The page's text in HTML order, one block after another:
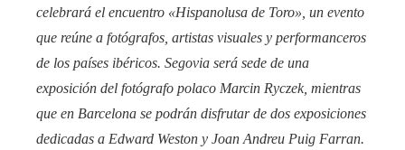
celebrará el encuentro «Hispanolusa de Toro», un evento
que reúne a fotógrafos, artistas visuales y performanceros
de los países ibéricos. Segovia será sede de una
exposición del fotógrafo polaco Marcin Ryczek, mientras
que en Barcelona se podrán disfrutar de dos exposiciones
dedicadas a Edward Weston y Joan Andreu Puig Farran.